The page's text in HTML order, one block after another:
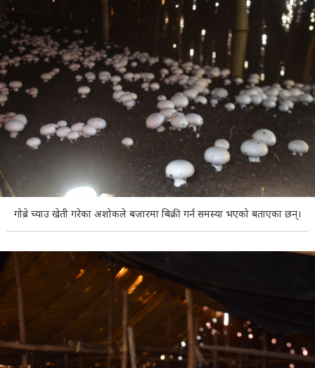
गोब्रे च्याउ खेती गरेका अशोकले बजारमा बिक्री गर्न समस्या भएको बताएका छन्।